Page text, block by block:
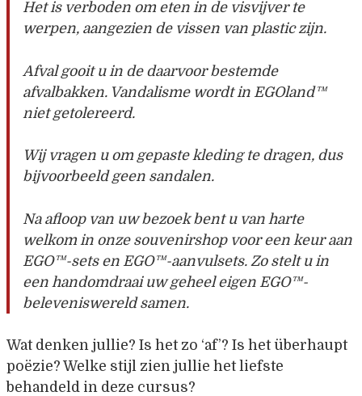
Het is verboden om eten in de visvijver te
werpen, aangezien de vissen van plastic zijn.
Afval gooit u in de daarvoor bestemde
afvalbakken. Vandalisme wordt in EGOland™
niet getolereerd.
Wij vragen u om gepaste kleding te dragen, dus
bijvoorbeeld geen sandalen.
Na afloop van uw bezoek bent u van harte
welkom in onze souvenirshop voor een keur aan
EGO™-sets en EGO™-aanvulsets. Zo stelt u in
een handomdraai uw geheel eigen EGO™-
beleveniswereld samen.
Wat denken jullie? Is het zo ‘af’? Is het überhaupt
poëzie? Welke stijl zien jullie het liefste
behandeld in deze cursus?